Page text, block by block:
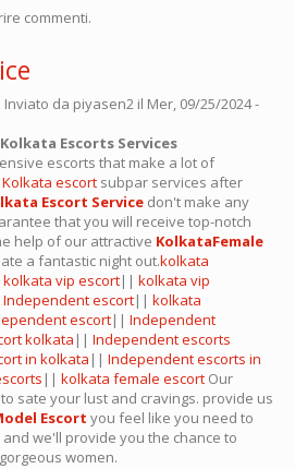
commenti.
Inviato da piyasen2 il Mer, 09/25/2024 -
Escorts Services
escorts that make a lot of
Kolkata escort subpar services after
Escort Service don't make any
that you will receive top-notch
help of our attractive KolkataFemale
a fantastic night out.kolkata
kolkata vip escort|| kolkata vip
escort|| kolkata
escort|| Independent
kolkata || Independent escorts
in kolkata || Independent escorts in
|| kolkata female escort Our
sate your lust and cravings. provide us
Escort you feel like you need to
we'll provide you the chance to
women.